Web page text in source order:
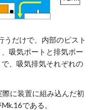
うだけで、内部のピスト
吸気ポートと排気ポー
、吸気排気それぞれの
際に装置に組み込んだ初
である。